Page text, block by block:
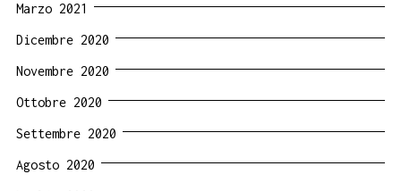
Marzo 2021
Dicembre 2020
Novembre 2020
Ottobre 2020
Settembre 2020
Agosto 2020